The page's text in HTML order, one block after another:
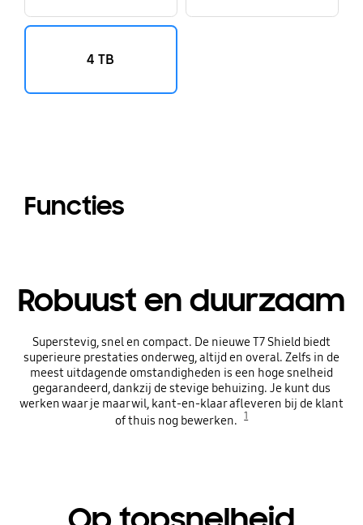
4 TB
Functies
Robuust en duurzaam
Superstevig, snel en compact. De nieuwe T7 Shield biedt
superieure prestaties onderweg, altijd en overal. Zelfs in de
meest uitdagende omstandigheden is een hoge snelheid
gegarandeerd, dankzij de stevige behuizing. Je kunt dus
werken waar je maar wil, kant-en-klaar afleveren bij de klant
of thuis nog bewerken.
1